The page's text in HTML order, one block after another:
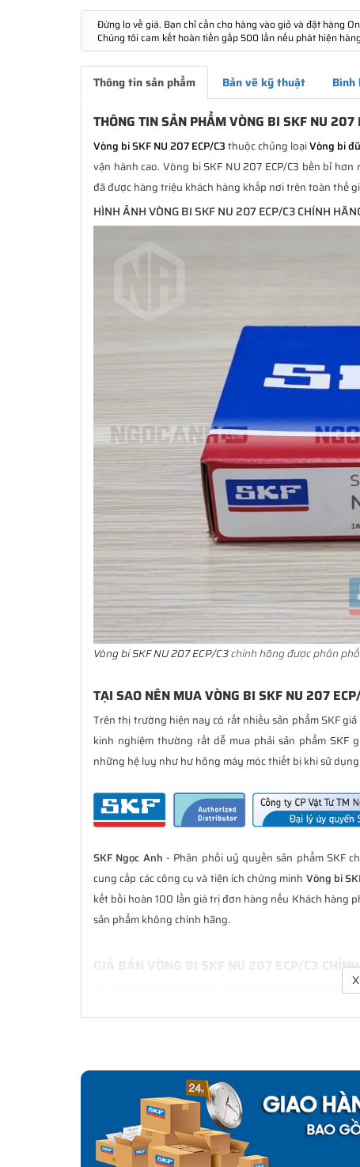
Đừng lo về giá. Bạn chỉ cần cho hàng vào giỏ và đặt hàng
Chúng tôi cam kết hoàn tiền gấp 500 lần nếu phát hiện
Thông tin sản phẩm Bản vẽ kỹ thuật Bình
THÔNG TIN SẢN PHẨM VÒNG BI SKF NU 207
Vòng bi SKF NU 207 ECP/C3thuộc chủng loạiVòng bi
vận hành cao. Vòng bi SKF NU 207 ECP/C3 bền bỉ
đã được hàng triệu khách hàng khắp nơi trên toàn thế
HÌNH ẢNH VÒNG BI SKF NU 207 ECP/C3 CHÍNH
Vòng bi SKF NU 207 ECP/C3chính hãng được phân
TẠI SAO NÊN MUA VÒNG BI SKF NU 207
Trên thị trường hiện nay có rất nhiều sản phẩm SKF
kinh nghiệm thường rất dễ mua phải sản phẩm SKF
những hệ lụy như hư hỏng máy móc thiết bị khi sử
SKF Ngọc Anh - Phân phối uỷ quyền sản phẩm SKF
cung cấp các công cụ và tiện ích chứng minh Vòng bi
kết bồi hoàn 100 lần giá trị đơn hàng nếu Khách hàng
sản phẩm không chính hãng.
GIÁ BÁN VÒNG BI SKF NU 207 ECP/C3
giá bán Vòng bi SKF NU 207 ECP/
CHẾ ĐỘ BẢO HÀNH VÒNG BI SKF NU 207
Tất cả các sản phẩm SKF chính hãng doSKF Ngọc Anh
bảo hành của nhà sản xuất.